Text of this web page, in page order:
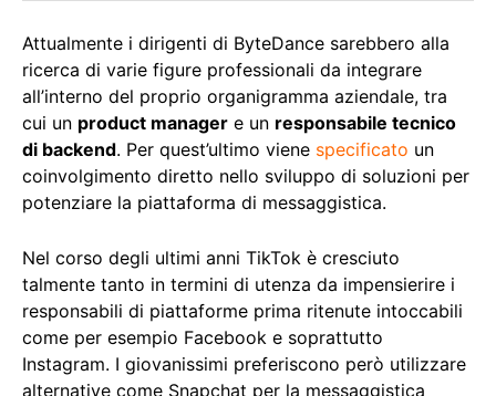
Attualmente i dirigenti di ByteDance sarebbero alla
ricerca di varie figure professionali da integrare
all’interno del proprio organigramma aziendale, tra
cui un product manager e un responsabile tecnico
di backend. Per quest’ultimo viene specificato un
coinvolgimento diretto nello sviluppo di soluzioni per
potenziare la piattaforma di messaggistica.
Nel corso degli ultimi anni TikTok è cresciuto
talmente tanto in termini di utenza da impensierire i
responsabili di piattaforme prima ritenute intoccabili
come per esempio Facebook e soprattutto
Instagram. I giovanissimi preferiscono però utilizzare
alternative come Snapchat per la messaggistica